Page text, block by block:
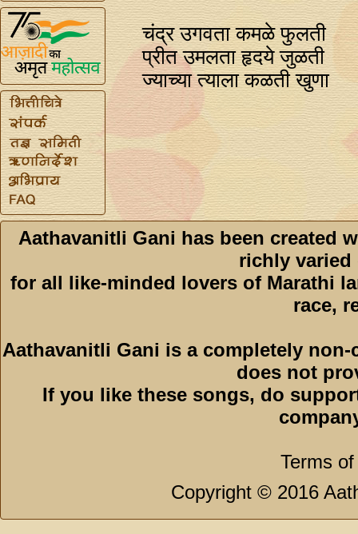
चंद्र उगवता कमळे फुलती
प्रीत उमलता हृदये जुळती
ज्याच्या त्याला कळती खुणा
Aathavanitli Gani has been created
richly varied
for all like-minded lovers of Marathi
race,
Aathavanitli Gani is a completely
does not
If you like these songs, do
Terms
Copyright © 2016